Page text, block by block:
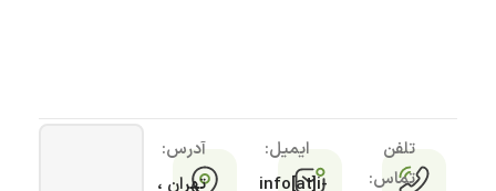
تلفن
تماس:
ایمیل:
info[at]i-
آدرس:
تهران ،